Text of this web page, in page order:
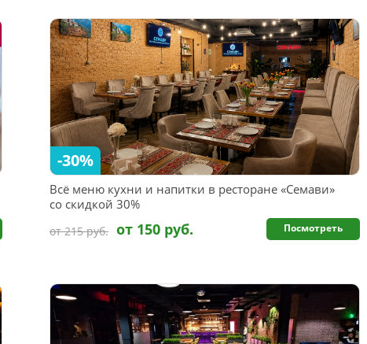
Всё меню кухни и напитки в ресторане «Семави»
со скидкой 30%
-30%
от 215 руб. от 150 руб. Посмотреть